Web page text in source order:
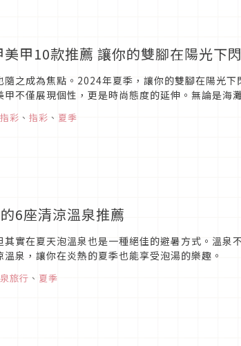
甲10款推薦 讓你的雙腳在陽光下
之成為焦點。2024年夏季，讓你的雙腳在陽光下
不僅展現個性，更是時尚態度的延伸。無論是海
彩 、 指彩 、 夏季
6座清涼溫泉推薦
實在夏天泡溫泉也是一種絕佳的避暑方式。溫泉
泉，讓你在炎熱的夏季也能享受泡湯的樂趣。
旅行 、 夏季